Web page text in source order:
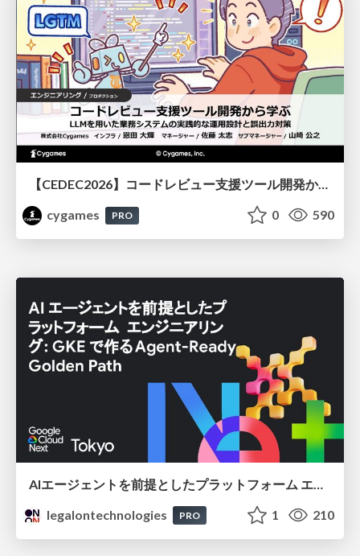
【CEDEC2026】コードレビュー支援ツール開発から学ぶ：LLMを用いた業務システムの実践的な運用設計と誤出力対策
cygames
PRO 0 590
legalontechnologies
PRO 1 210